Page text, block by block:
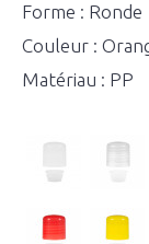
Forme : Ronde
Couleur :
Matériau : PP